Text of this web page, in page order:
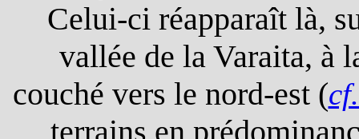
Celui-ci réapparaît là,
vallée de la Varaita, à
couché vers le nord-est (
terrains en